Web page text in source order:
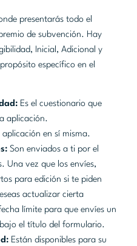
presentarás todo el
de subvención. Hay
Inicial, Adicional y
específico en el
Es el cuestionario que
aplicación.
aplicación en sí misma.
Son enviados a ti por el
Una vez que los envíes,
para edición si te piden
actualizar cierta
límite para que envíes un
el título del formulario.
Están disponibles para su